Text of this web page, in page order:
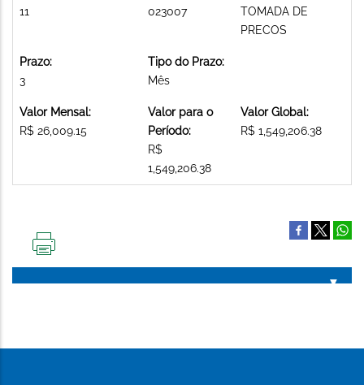
11
023007
TOMADA DE
PRECOS
Prazo:
3
Tipo do Prazo:
Mês
Valor Mensal:
R$ 26,009.15
Valor para o
Período:
R$
1,549,206.38
Valor Global:
R$ 1,549,206.38
PÁGINA